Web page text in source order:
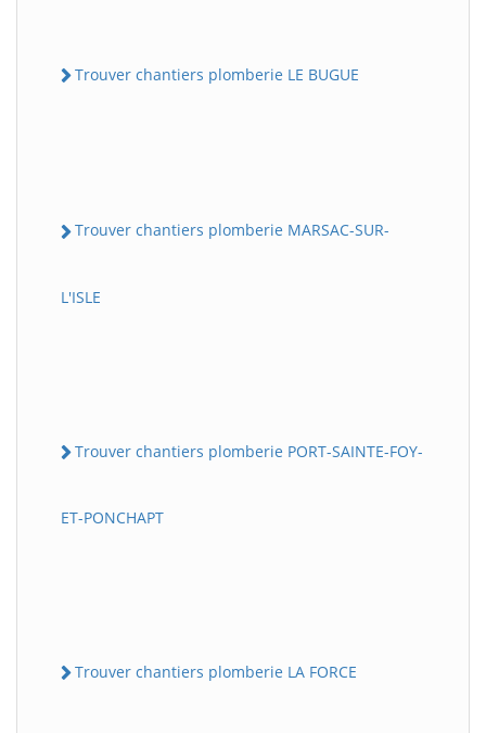
Trouver chantiers plomberie LE BUGUE
Trouver chantiers plomberie MARSAC-SUR-
L'ISLE
Trouver chantiers plomberie PORT-SAINTE-FOY-
ET-PONCHAPT
Trouver chantiers plomberie LA FORCE